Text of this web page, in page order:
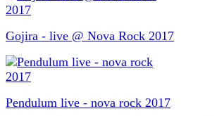
Gojira - live @ Nova Rock 2017
Pendulum live - nova rock 2017